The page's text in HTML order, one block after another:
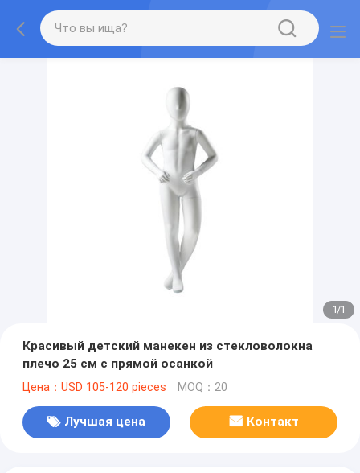
1/1
Красивый детский манекен из стекловолокна
плечо 25 см с прямой осанкой
Цена：USD 105-120 pieces MOQ：20
Лучшая цена Контакт